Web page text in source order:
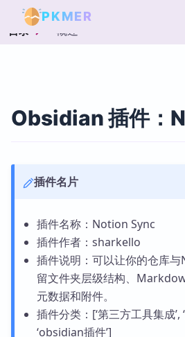
PKMER
目录 概述
Obsidian 插件：
插件名片
插件名称：Notion Sync
插件作者：sharkello
插件说明：可以让你的仓库
留文件夹层级结构、
元数据和附件。
插件分类：[‘第三方工具集成’,
‘obsidian插件’]